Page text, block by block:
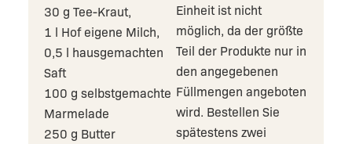
30 g Tee-Kraut,
1 l Hof eigene Milch,
0,5 l hausgemachten
Saft
100 g selbstgemachte
Marmelade
250 g Butter
Einheit ist nicht
möglich, da der größte
Teil der Produkte nur in
den angegebenen
Füllmengen angeboten
wird. Bestellen Sie
spätestens zwei